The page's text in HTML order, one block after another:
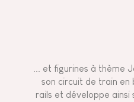
... et figurines à thème
son circuit de train en
rails et développe ainsi